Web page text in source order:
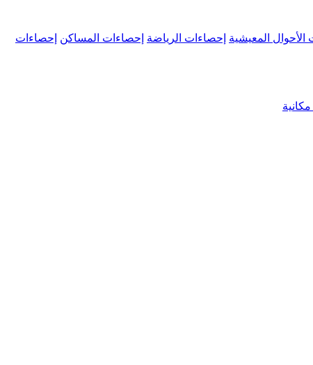
الأحوال المعيشية إحصاءات الرياضة إحصاءات المساكن إحصاءات